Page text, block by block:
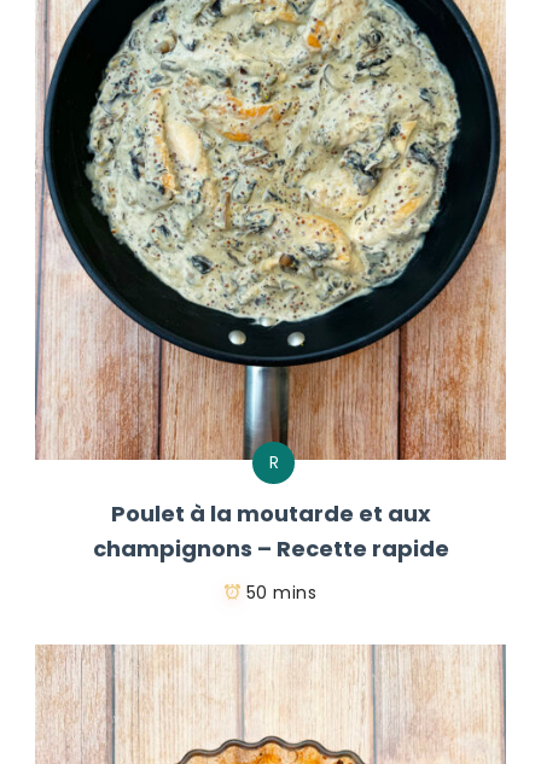
R
Poulet à la moutarde et aux
champignons – Recette rapide
50 mins